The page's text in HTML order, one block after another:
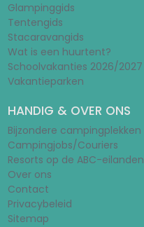
Glampinggids
Tentengids
Stacaravangids
Wat is een huurtent?
Schoolvakanties 2026/2027
Vakantieparken
HANDIG & OVER ONS
Bijzondere campingplekken
Campingjobs/Couriers
Resorts op de ABC-eilanden
Over ons
Contact
Privacybeleid
Sitemap